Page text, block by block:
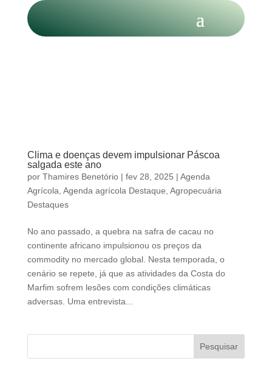
Clima e doenças devem impulsionar Páscoa
salgada este ano
por Thamires Benetório| fev 28, 2025 | Agenda
Agrícola Agenda agrícola Destaque Agropecuária
Destaques
No ano passado, a quebra na safra de cacau no
continente africano impulsionou os preços da
commodity no mercado global. Nesta temporada, o
cenário se repete, já que as atividades da Costa do
Marfim sofrem lesões com condições climáticas
adversas. Uma entrevista...
Pesquisar